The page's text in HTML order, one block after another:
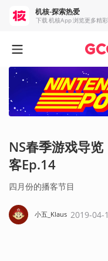
NS春季游戏导
客Ep.14
四月份的播客节目
小五_Klaus 2019-04-
机核-探索热爱
下载 机核App 浏览更多精